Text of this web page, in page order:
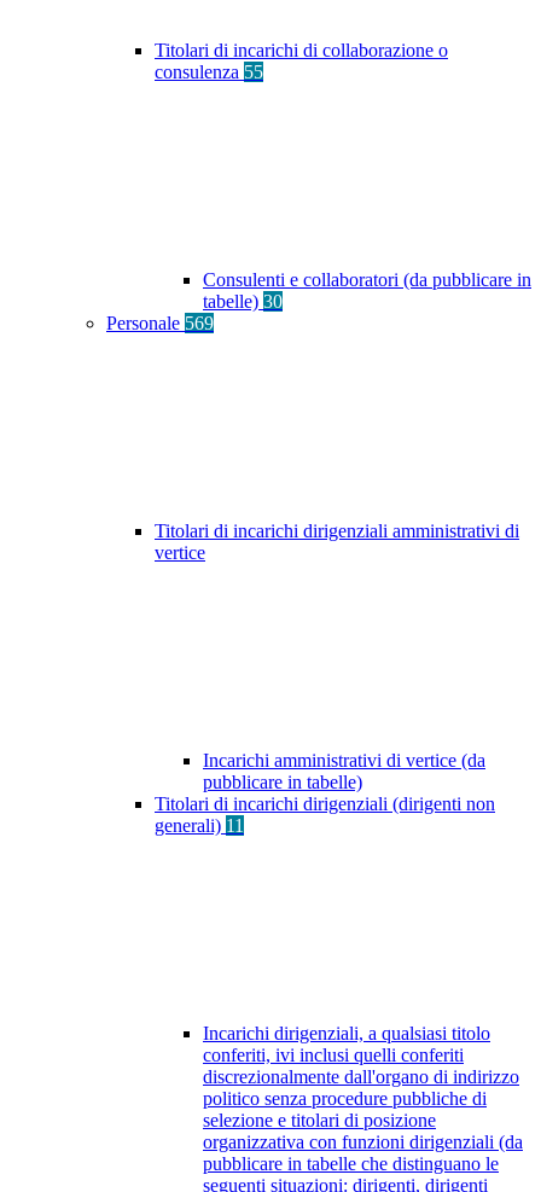
Titolari di incarichi di collaborazione o
consulenza 55
Consulenti e collaboratori (da pubblicare in
tabelle) 30
Personale 569
Titolari di incarichi dirigenziali amministrativi di
vertice
Incarichi amministrativi di vertice (da
pubblicare in tabelle)
Titolari di incarichi dirigenziali (dirigenti non
generali) 11
Incarichi dirigenziali, a qualsiasi titolo
conferiti, ivi inclusi quelli conferiti
discrezionalmente dall'organo di indirizzo
politico senza procedure pubbliche di
selezione e titolari di posizione
organizzativa con funzioni dirigenziali (da
pubblicare in tabelle che distinguano le
seguenti situazioni: dirigenti, dirigenti